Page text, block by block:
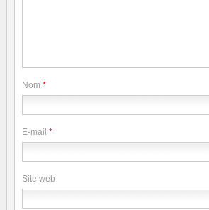
Nom *
E-mail *
Site web